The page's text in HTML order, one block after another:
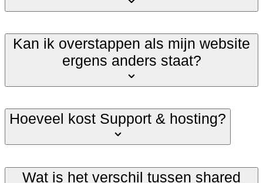
Kan ik overstappen als mijn website
ergens anders staat?
Hoeveel kost Support & hosting?
Wat is het verschil tussen shared